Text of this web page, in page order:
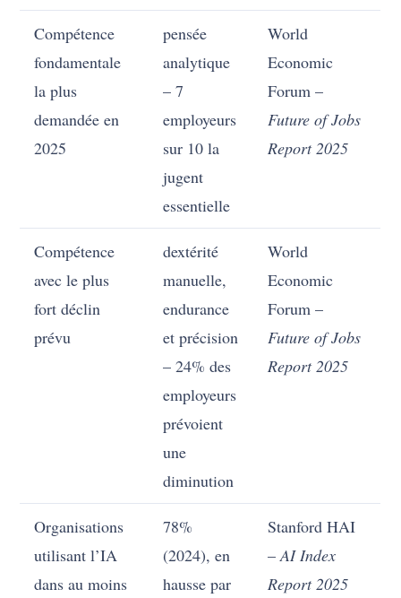
Compétence
fondamentale
la plus
demandée en
2025
pensée
analytique
– 7
employeurs
sur 10 la
jugent
essentielle
World
Economic
Forum –
Future of Jobs
Report 2025
Compétence
avec le plus
fort déclin
prévu
dextérité
manuelle,
endurance
et précision
– 24% des
employeurs
prévoient
une
diminution
World
Economic
Forum –
Future of Jobs
Report 2025
Organisations
utilisant l’IA
dans au moins
78%
(2024), en
hausse par
Stanford HAI
–AI Index
Report 2025